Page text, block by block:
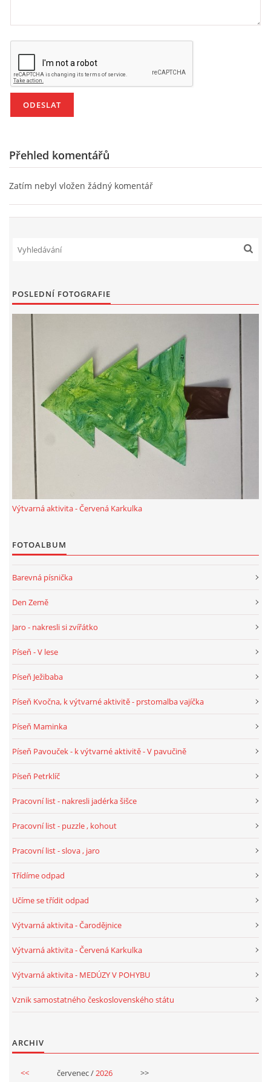
BÁSNĚ K TÉMATU PODZIM
POHYBOVÉ AKTIVITY NA TÉMA PODZIM
BÁSNĚ K TÉMATU ZIMA
POHYBOVÉ AKTIVITY NA TÉMA ZIMA
SMYSLOVÁ AKTIVITA
MONTESSORI AKTIVITA
JÓGOVÉ CVIČENÍ, TYPY, RADY, RECENZE
KALENDÁŘ PRO DĚTI
STÁTNÍ SVÁTKY
SVATÝ VÁCLAV
HALLOWEEN
SVATÝ MARTIN
SVATÁ KATEŘINA 25.LISTOPADU
SVATÁ BARBORA 4.12.
MIKULÁŠ, ČERTI
VELIKONOCE
KREATIVNÍ OVOCNÉ A ZELENINOVÉ MLSÁNÍ
RECENZE NA HRAČKY
VÁNOČNÍ TVOŘENÍ
Přehled komentářů
Zatím nebyl vložen žádný komentář
POSLEDNÍ FOTOGRAFIE
Výtvarná aktivita - Červená Karkulka
FOTOALBUM
Barevná písnička
Den Země
Jaro - nakresli si zvířátko
Píseň - V lese
Píseň Ježibaba
Píseň Kvočna, k výtvarné aktivitě - prstomalba vajíčka
Píseň Maminka
Píseň Pavouček - k výtvarné aktivitě - V pavučině
Píseň Petrklíč
Pracovní list - nakresli jadérka šišce
Pracovní list - puzzle , kohout
Pracovní list - slova , jaro
Třídíme odpad
Učíme se třídit odpad
Výtvarná aktivita - Čarodějnice
Výtvarná aktivita - Červená Karkulka
Výtvarná aktivita - MEDÚZY V POHYBU
Vznik samostatného československého státu
ARCHIV
<< červenec /2026 >>